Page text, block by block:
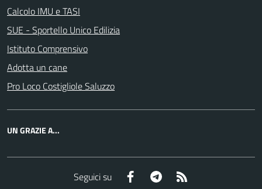
Calcolo IMU e TASI
SUE - Sportello Unico Edilizia
Istituto Comprensivo
Adotta un cane
Pro Loco Costigliole Saluzzo
UN GRAZIE A...
Seguici su Facebook Telegram